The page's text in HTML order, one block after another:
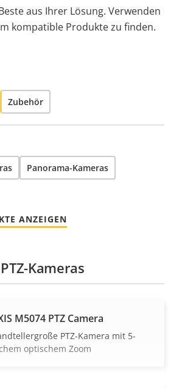
aus Ihrer Lösung. Verwenden
kompatible Produkte zu finden.
Zubehör
Panorama-Kameras
ANZEIGEN
PTZ-Kameras
M5074 PTZ Camera
PTZ-Kamera mit 5-
optischem Zoom